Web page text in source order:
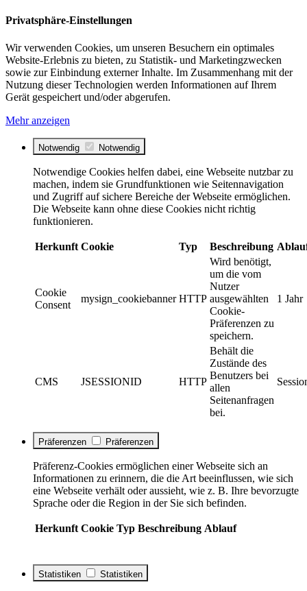
Privatsphäre-Einstellungen
Wir verwenden Cookies, um unseren Besuchern ein optimales
Website-Erlebnis zu bieten, zu Statistik- und Marketingzwecken
sowie zur Einbindung externer Inhalte. Im Zusammenhang mit der
Nutzung dieser Technologien werden Informationen auf Ihrem
Gerät gespeichert und/oder abgerufen.
Mehr anzeigen
Notwendig Notwendig
Notwendige Cookies helfen dabei, eine Webseite nutzbar zu
machen, indem sie Grundfunktionen wie Seitennavigation
und Zugriff auf sichere Bereiche der Webseite ermöglichen.
Die Webseite kann ohne diese Cookies nicht richtig
funktionieren.
Herkunft Cookie Typ Beschreibung
Cookie
Consent
mysign_cookiebanner HTTP
Wird benötigt,
um die vom
Nutzer
ausgewählten
Cookie-
Präferenzen zu
speichern.
1 Jahr
CMS JSESSIONID HTTP
Behält die
Zustände des
Benutzers bei
allen
Seitenanfragen
bei.
Präferenzen Präferenzen
Präferenz-Cookies ermöglichen einer Webseite sich an
Informationen zu erinnern, die die Art beeinflussen, wie sich
eine Webseite verhält oder aussieht, wie z. B. Ihre bevorzugte
Sprache oder die Region in der Sie sich befinden.
Herkunft Cookie Typ Beschreibung Ablauf
Statistiken Statistiken